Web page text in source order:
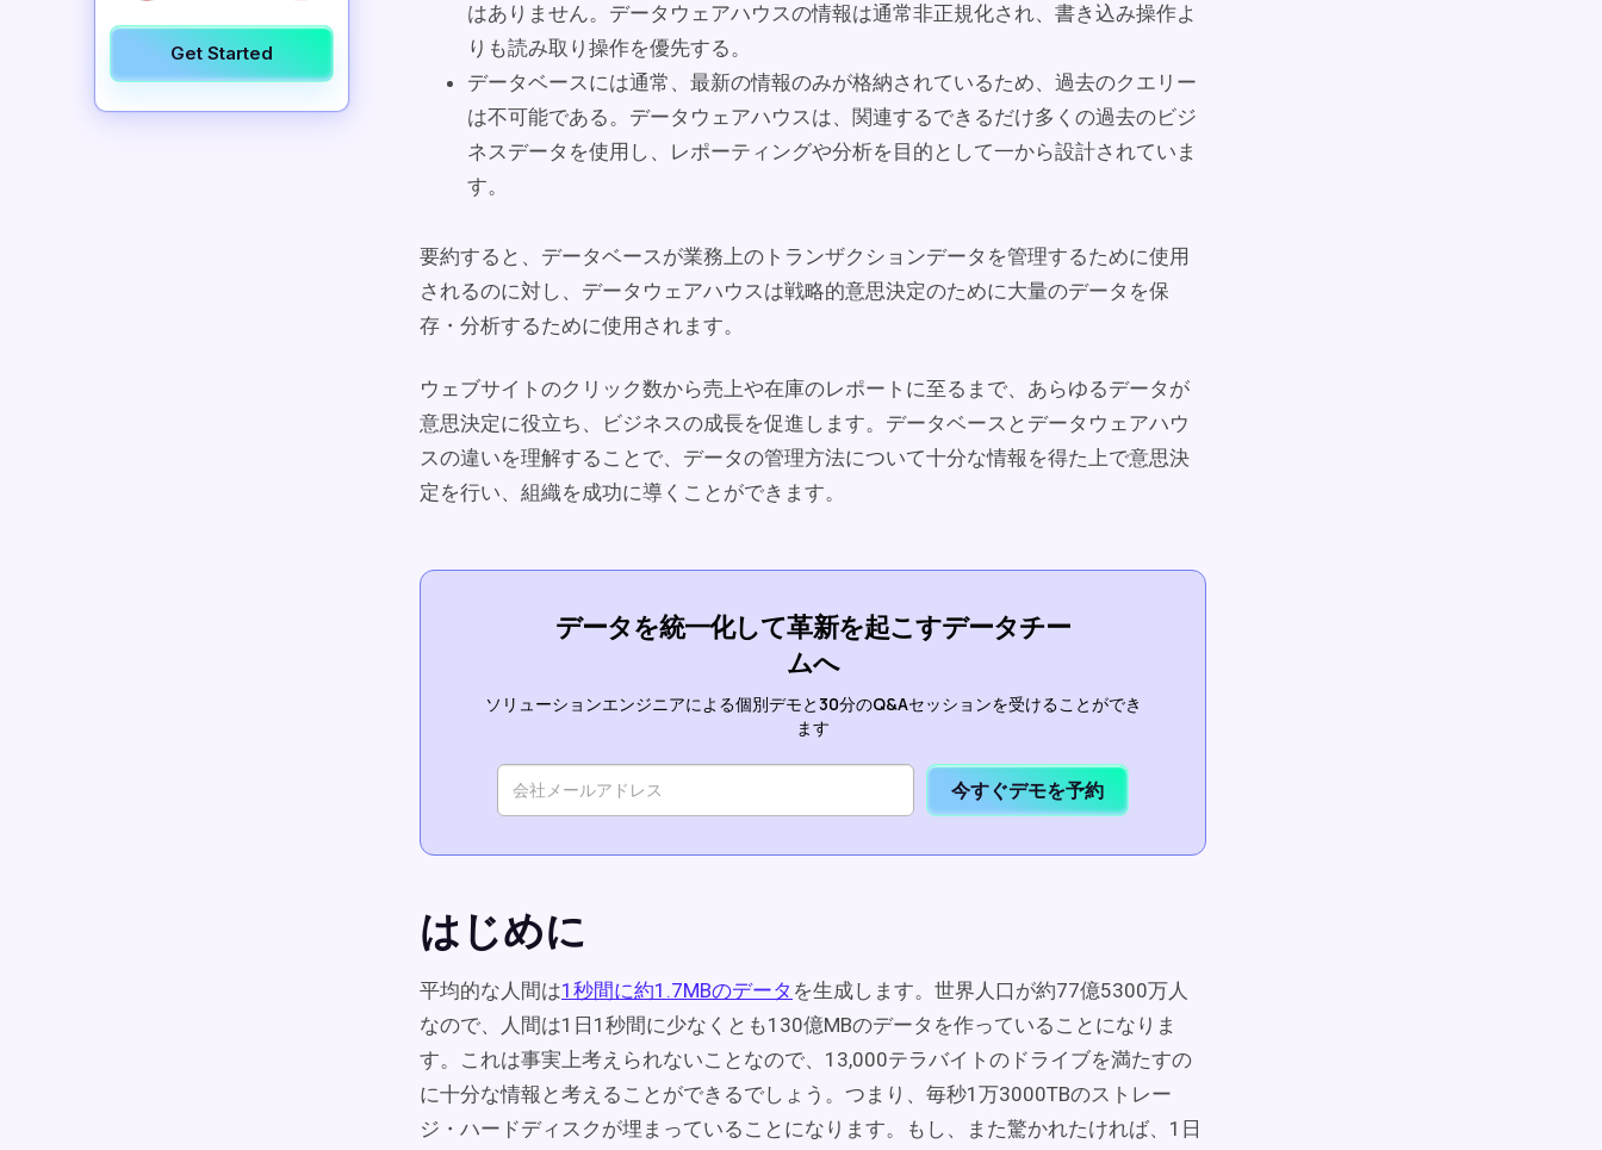
Get Started
はありません。データウェアハウスの情報は通常非正規化され、書き込み操作よ
りも読み取り操作を優先する。
データベースには通常、最新の情報のみが格納されているため、過去のクエリー
は不可能である。データウェアハウスは、関連するできるだけ多くの過去のビジ
ネスデータを使用し、レポーティングや分析を目的として一から設計されていま
す。
要約すると、データベースが業務上のトランザクションデータを管理するために使用
されるのに対し、データウェアハウスは戦略的意思決定のために大量のデータを保
存・分析するために使用されます。
ウェブサイトのクリック数から売上や在庫のレポートに至るまで、あらゆるデータが
意思決定に役立ち、ビジネスの成長を促進します。データベースとデータウェアハウ
スの違いを理解することで、データの管理方法について十分な情報を得た上で意思決
定を行い、組織を成功に導くことができます。
データを統一化して革新を起こすデータチー
ムへ
ソリューションエンジニアによる個別デモと30分のQ&Aセッションを受けることができ
ます
今すぐデモを予約
はじめに
平均的な人間は1秒間に約1.7MBのデータ を生成します。世界人口が約77億5300万人
なので、人間は1日1秒間に少なくとも130億MBのデータを作っていることになりま
す。これは事実上考えられないことなので、13,000テラバイトのドライブを満たすの
に十分な情報と考えることができるでしょう。つまり、毎秒1万3000TBのストレー
ジ・ハードディスクが埋まっていることになります。もし、また驚かれたければ、1日